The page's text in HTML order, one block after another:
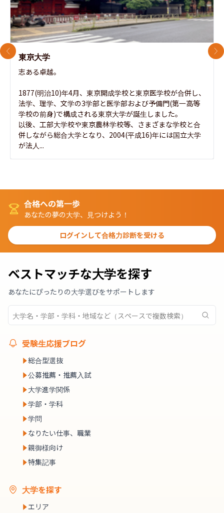
東京大学
志ある卓越。
1877(明治10)年4月、東京開成学校と東京医学校が合併し、
法学、理学、文学の3学部と医学部および予備門(第一高等
学校の前身)で構成される東京大学が誕生しました。
以後、工部大学校や東京農林学校等、さまざまな学校と合
併しながら総合大学となり、2004(平成16)年には国立大学
が法人...
前のスライド 次
合格への第一歩
あなたの夢の大学、見つけよう！
ログインして合格力診断を受ける
ベストマッチな大学を探す
あなたにぴったりの大学選びをサポートします
受験生応援ブログ
総合型選抜
公募推薦・推薦入試
大学進学関係
学部・学科
学問
なりたい仕事、職業
親御様向け
特集記事
大学を探す
エリア